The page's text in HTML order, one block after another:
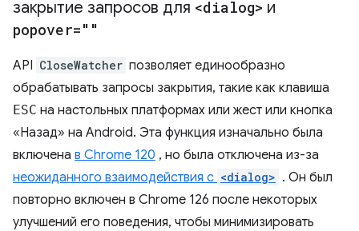
закрытие запросов для <dialog> и
popover=""
API CloseWatcher позволяет единообразно
обрабатывать запросы закрытия, такие как клавиша
ESC на настольных платформах или жест или кнопка
«Назад» на Android. Эта функция изначально была
включена в Chrome 120 , но была отключена из-за
неожиданного взаимодействия с <dialog> . Он был
повторно включен в Chrome 126 после некоторых
улучшений его поведения, чтобы минимизировать